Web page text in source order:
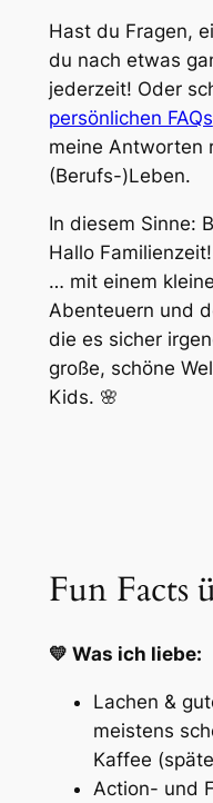
Hast du Fragen,
du nach etwas
jederzeit! Oder
persönlichen FAQs
meine Antworten
(Berufs-)Leben.
In diesem Sinne:
Hallo Familienzeit!
… mit einem
Abenteuern und
die es sicher
große, schöne
Kids. 🌸
Fun Facts
💛 Was ich liebe:
Lachen &
meistens
Kaffee
Action- und